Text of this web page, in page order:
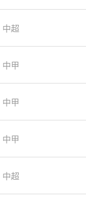
中超
中甲
中甲
中甲
中超